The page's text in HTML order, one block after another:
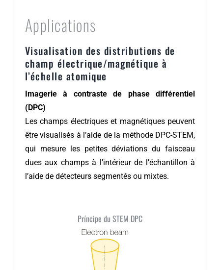
Applications
Visualisation des distributions de
champ électrique/magnétique à
l’échelle atomique
Imagerie à contraste de phase différentiel
(DPC)
Les champs électriques et magnétiques peuvent
être visualisés à l’aide de la méthode DPC-STEM,
qui mesure les petites déviations du faisceau
dues aux champs à l’intérieur de l’échantillon à
l’aide de détecteurs segmentés ou mixtes.
Príncipe du STEM DPC